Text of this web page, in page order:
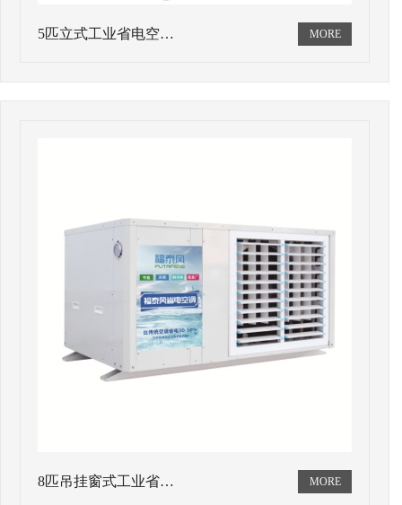
5匹立式工业省电空…
8匹吊挂窗式工业省…